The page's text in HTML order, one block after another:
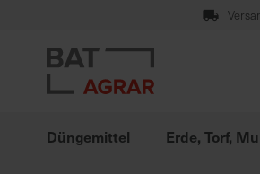
springen
Düngemittel Erde, Torf,